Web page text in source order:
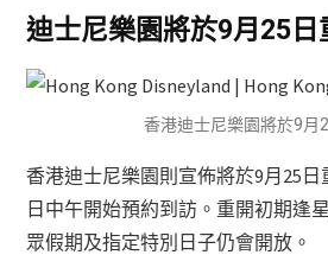
迪士尼樂園將於9月25日
香港迪士尼樂園將於9月
香港迪士尼樂園則宣佈將於9月25日
日中午開始預約到訪。重開初期逢
眾假期及指定特別日子仍會開放。